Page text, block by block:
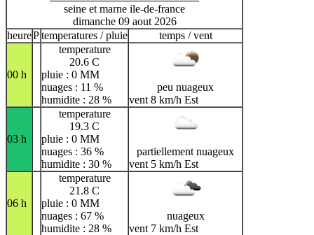
seine et marne ile-de-france
dimanche 09 aout 2026
heurePtemperatures / pluie temps / vent
00 h
temperature
20.6 C
pluie : 0 MM
nuages : 11 %
humidite : 28 %
peu nuageux
vent 8 km/h Est
03 h
temperature
19.3 C
pluie : 0 MM
nuages : 36 %
humidite : 30 %
partiellement nuageux
vent 5 km/h Est
06 h
temperature
21.8 C
pluie : 0 MM
nuages : 67 %
humidite : 28 %
nuageux
vent 7 km/h Est